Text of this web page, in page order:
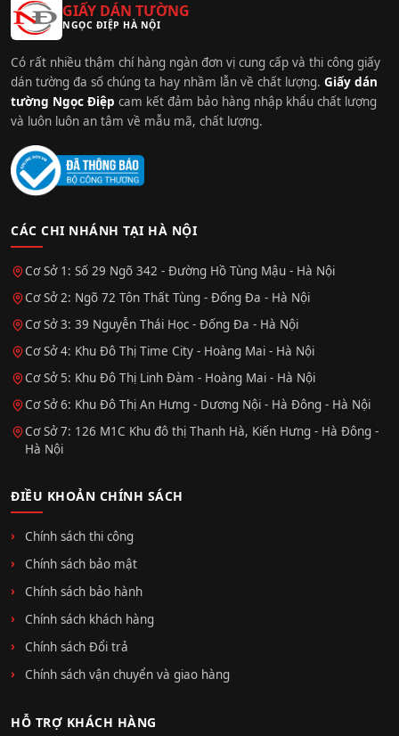
GIẤY DÁN TƯỜNG
NGỌC ĐIỆP HÀ NỘI
Có rất nhiều thậm chí hàng ngàn đơn vị cung cấp và thi công giấy
dán tường đa số chúng ta hay nhầm lẫn về chất lượng. Giấy dán
tường Ngọc Điệp cam kết đảm bảo hàng nhập khẩu chất lượng
và luôn luôn an tâm về mẫu mã, chất lượng.
CÁC CHI NHÁNH TẠI HÀ NỘI
Cơ Sở 1: Số 29 Ngõ 342 - Đường Hồ Tùng Mậu - Hà Nội
Cơ Sở 2: Ngõ 72 Tôn Thất Tùng - Đống Đa - Hà Nội
Cơ Sở 3: 39 Nguyễn Thái Học - Đống Đa - Hà Nội
Cơ Sở 4: Khu Đô Thị Time City - Hoàng Mai - Hà Nội
Cơ Sở 5: Khu Đô Thị Linh Đàm - Hoàng Mai - Hà Nội
Cơ Sở 6: Khu Đô Thị An Hưng - Dương Nội - Hà Đông - Hà Nội
Cơ Sở 7: 126 M1C Khu đô thị Thanh Hà, Kiến Hưng - Hà Đông -
Hà Nội
ĐIỀU KHOẢN CHÍNH SÁCH
Chính sách thi công
Chính sách bảo mật
Chính sách bảo hành
Chính sách khách hàng
Chính sách Đổi trả
Chính sách vận chuyển và giao hàng
HỖ TRỢ KHÁCH HÀNG